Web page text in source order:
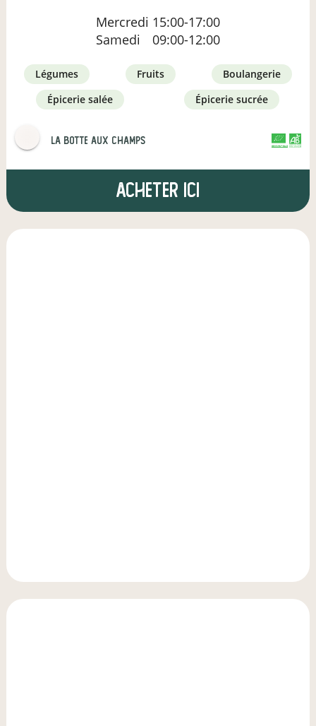
Mercredi 15:00-17:00
Samedi
09:00-12:00
légumes fruits
boulangerie
épicerie salée
épicerie sucrée
LA BOTTE AUX CHAMPS
Acheter ici